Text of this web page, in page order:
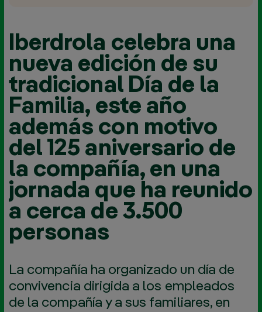
Iberdrola celebra una
nueva edición de su
tradicional Día de la
Familia, este año
además con motivo
del 125 aniversario de
la compañía, en una
jornada que ha reunido
a cerca de 3.500
personas
La compañía ha organizado un día de
convivencia dirigida a los empleados
de la compañía y a sus familiares, en